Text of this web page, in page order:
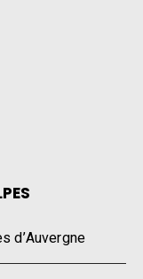
d’Auvergne